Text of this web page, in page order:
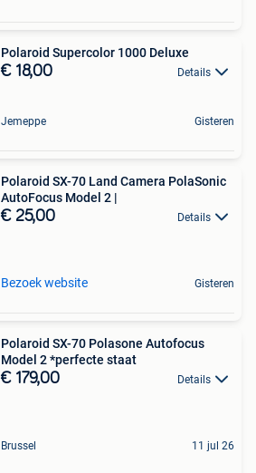
Polaroid Supercolor 1000 Deluxe
€ 18,00 Details
Jemeppe Gisteren
Polaroid SX-70 Land Camera PolaSonic
AutoFocus Model 2 |
€ 25,00 Details
Bezoek website Gisteren
Polaroid SX-70 Polasone Autofocus
Model 2 *perfecte staat
€ 179,00 Details
Brussel 11 jul 26